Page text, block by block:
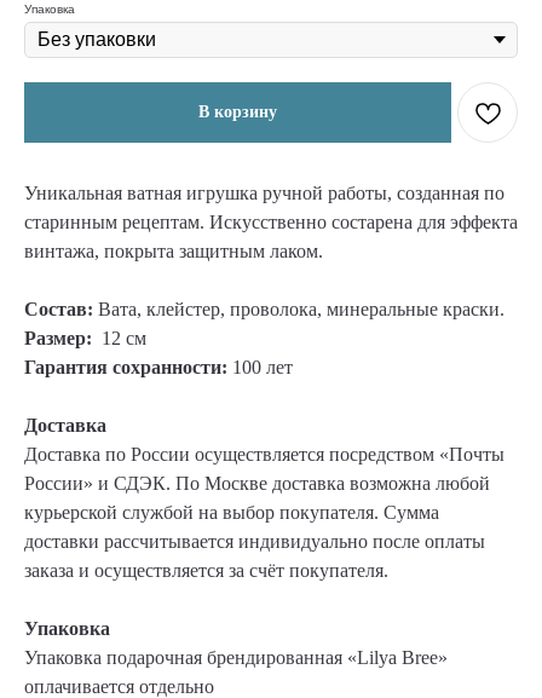
Упаковка
В корзину
Уникальная ватная игрушка ручной работы, созданная по
старинным рецептам. Искусственно состарена для эффекта
винтажа, покрыта защитным лаком.
Состав: Вата, клейстер, проволока, минеральные краски.
Размер: 12 см
Гарантия сохранности: 100 лет
Доставка
Доставка по России осуществляется посредством «Почты
России» и СДЭК. По Москве доставка возможна любой
курьерской службой на выбор покупателя. Сумма
доставки рассчитывается индивидуально после оплаты
заказа и осуществляется за счёт покупателя.
Упаковка
Упаковка подарочная брендированная «Lilya Bree»
оплачивается отдельно